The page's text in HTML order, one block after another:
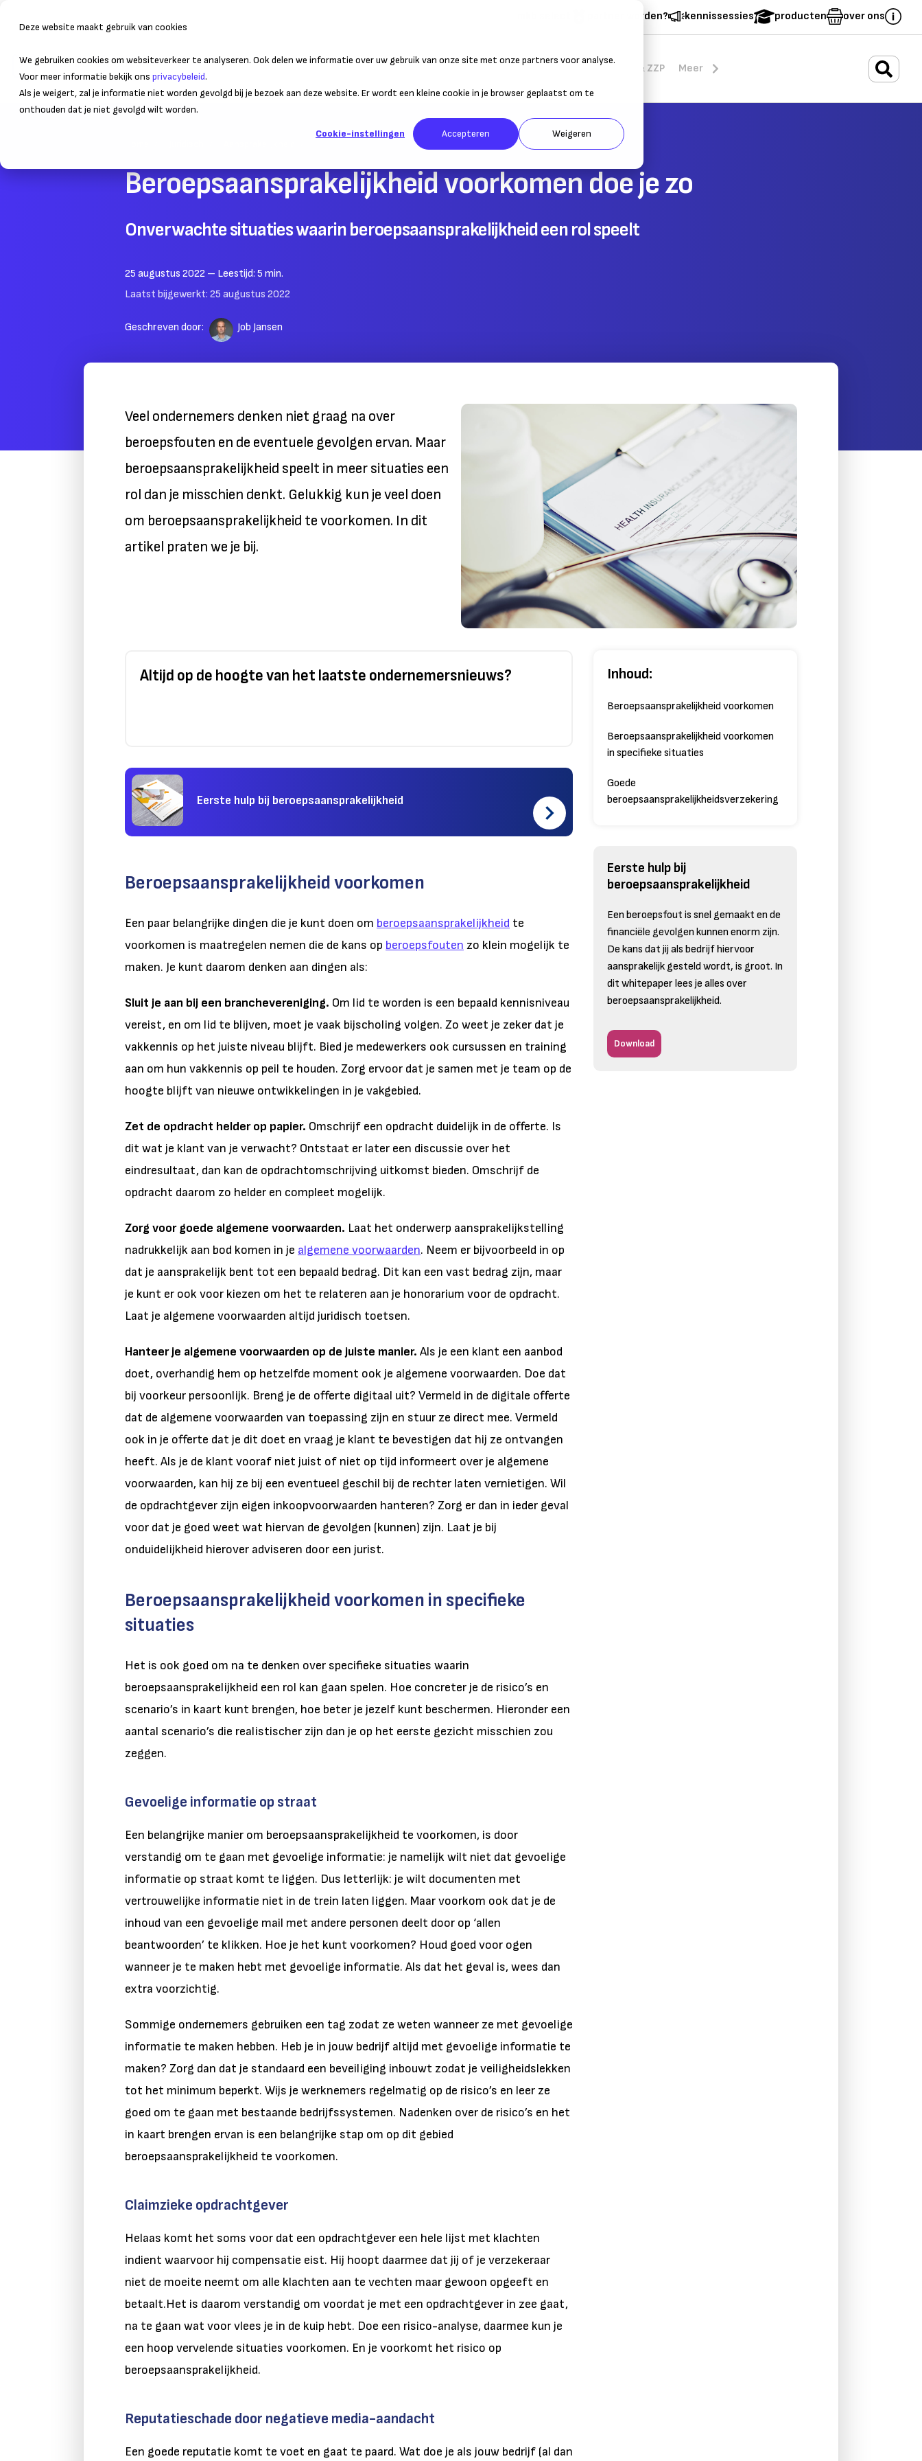
Deze website maakt gebruik van cookies
We gebruiken cookies om websiteverkeer te analyseren. Ook delen we informatie over uw gebruik van onze site met onze partners voor analyse.
Voor meer informatie bekijk ons privacybeleid.
Als je weigert, zal je informatie niet worden gevolgd bij je bezoek aan deze website. Er wordt een kleine cookie in je browser geplaatst om te
onthouden dat je niet gevolgd wilt worden.
Cookie-instellingen Accepteren Weigeren
partner worden? kennissessies producten over ons
Bedrijfsvoering Duurzaam ondernemen Starten & ZZP Meer
Beroepsaansprakelijkheid voorkomen doe je zo
Onverwachte situaties waarin beroepsaansprakelijkheid een rol speelt
25 augustus 2022 – Leestijd: 5 min.
Laatst bijgewerkt: 25 augustus 2022
Geschreven door: Job Jansen
Veel ondernemers denken niet graag na over
beroepsfouten en de eventuele gevolgen ervan. Maar
beroepsaansprakelijkheid speelt in meer situaties een
rol dan je misschien denkt. Gelukkig kun je veel doen
om beroepsaansprakelijkheid te voorkomen. In dit
artikel praten we je bij.
Altijd op de hoogte van het laatste ondernemersnieuws?
Eerste hulp bij beroepsaansprakelijkheid
Beroepsaansprakelijkheid voorkomen
Een paar belangrijke dingen die je kunt doen om beroepsaansprakelijkheid te
voorkomen is maatregelen nemen die de kans op beroepsfouten zo klein mogelijk te
maken. Je kunt daarom denken aan dingen als:
Sluit je aan bij een branchevereniging. Om lid te worden is een bepaald kennisniveau
vereist, en om lid te blijven, moet je vaak bijscholing volgen. Zo weet je zeker dat je
vakkennis op het juiste niveau blijft. Bied je medewerkers ook cursussen en training
aan om hun vakkennis op peil te houden. Zorg ervoor dat je samen met je team op de
hoogte blijft van nieuwe ontwikkelingen in je vakgebied.
Zet de opdracht helder op papier. Omschrijf een opdracht duidelijk in de offerte. Is
dit wat je klant van je verwacht? Ontstaat er later een discussie over het
eindresultaat, dan kan de opdrachtomschrijving uitkomst bieden. Omschrijf de
opdracht daarom zo helder en compleet mogelijk.
Zorg voor goede algemene voorwaarden. Laat het onderwerp aansprakelijkstelling
nadrukkelijk aan bod komen in je algemene voorwaarden. Neem er bijvoorbeeld in op
dat je aansprakelijk bent tot een bepaald bedrag. Dit kan een vast bedrag zijn, maar
je kunt er ook voor kiezen om het te relateren aan je honorarium voor de opdracht.
Laat je algemene voorwaarden altijd juridisch toetsen.
Hanteer je algemene voorwaarden op de juiste manier. Als je een klant een aanbod
doet, overhandig hem op hetzelfde moment ook je algemene voorwaarden. Doe dat
bij voorkeur persoonlijk. Breng je de offerte digitaal uit? Vermeld in de digitale offerte
dat de algemene voorwaarden van toepassing zijn en stuur ze direct mee. Vermeld
ook in je offerte dat je dit doet en vraag je klant te bevestigen dat hij ze ontvangen
heeft. Als je de klant vooraf niet juist of niet op tijd informeert over je algemene
voorwaarden, kan hij ze bij een eventueel geschil bij de rechter laten vernietigen. Wil
de opdrachtgever zijn eigen inkoopvoorwaarden hanteren? Zorg er dan in ieder geval
voor dat je goed weet wat hiervan de gevolgen (kunnen) zijn. Laat je bij
onduidelijkheid hierover adviseren door een jurist.
Beroepsaansprakelijkheid voorkomen in specifieke
situaties
Het is ook goed om na te denken over specifieke situaties waarin
beroepsaansprakelijkheid een rol kan gaan spelen. Hoe concreter je de risico’s en
scenario’s in kaart kunt brengen, hoe beter je jezelf kunt beschermen. Hieronder een
aantal scenario’s die realistischer zijn dan je op het eerste gezicht misschien zou
zeggen.
Gevoelige informatie op straat
Een belangrijke manier om beroepsaansprakelijkheid te voorkomen, is door
verstandig om te gaan met gevoelige informatie: je namelijk wilt niet dat gevoelige
informatie op straat komt te liggen. Dus letterlijk: je wilt documenten met
vertrouwelijke informatie niet in de trein laten liggen. Maar voorkom ook dat je de
inhoud van een gevoelige mail met andere personen deelt door op ‘allen
beantwoorden’ te klikken. Hoe je het kunt voorkomen? Houd goed voor ogen
wanneer je te maken hebt met gevoelige informatie. Als dat het geval is, wees dan
extra voorzichtig.
Sommige ondernemers gebruiken een tag zodat ze weten wanneer ze met gevoelige
informatie te maken hebben. Heb je in jouw bedrijf altijd met gevoelige informatie te
maken? Zorg dan dat je standaard een beveiliging inbouwt zodat je veiligheidslekken
tot het minimum beperkt. Wijs je werknemers regelmatig op de risico’s en leer ze
goed om te gaan met bestaande bedrijfssystemen. Nadenken over de risico’s en het
in kaart brengen ervan is een belangrijke stap om op dit gebied
beroepsaansprakelijkheid te voorkomen.
Claimzieke opdrachtgever
Helaas komt het soms voor dat een opdrachtgever een hele lijst met klachten
indient waarvoor hij compensatie eist. Hij hoopt daarmee dat jij of je verzekeraar
niet de moeite neemt om alle klachten aan te vechten maar gewoon opgeeft en
betaalt.Het is daarom verstandig om voordat je met een opdrachtgever in zee gaat,
na te gaan wat voor vlees je in de kuip hebt. Doe een risico-analyse, daarmee kun je
een hoop vervelende situaties voorkomen. En je voorkomt het risico op
beroepsaansprakelijkheid.
Reputatieschade door negatieve media-aandacht
Een goede reputatie komt te voet en gaat te paard. Wat doe je als jouw bedrijf (al dan
Inhoud:
Beroepsaansprakelijkheid voorkomen
Beroepsaansprakelijkheid voorkomen
in specifieke situaties
Goede
beroepsaansprakelijkheidsverzekering
Eerste hulp bij
beroepsaansprakelijkheid
Een beroepsfout is snel gemaakt en de
financiële gevolgen kunnen enorm zijn.
De kans dat jij als bedrijf hiervoor
aansprakelijk gesteld wordt, is groot. In
dit whitepaper lees je alles over
beroepsaansprakelijkheid.
Download